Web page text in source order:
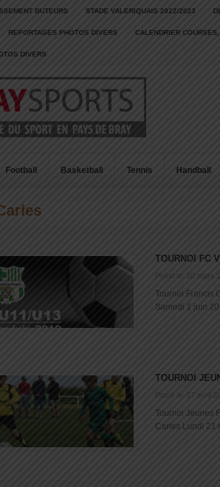
BUTEURS STADE VALERIQUAIS 2022/2023
REPORTAGES PHOTOS DIVERS CALENDRIER
DIVERS
Football Basketball Tennis Handball
TOURNOI FC
Posté le: 20 mars
Tournoi Francis
Samedi 1 juin
TOURNOI
Posté le: 17 avril
Tournoi Jeunes
Carles Lundi 21